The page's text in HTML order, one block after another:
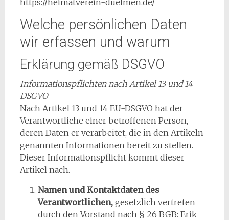
https://heimatverein-duelmen.de/
Welche persönlichen Daten
wir erfassen und warum
Erklärung gemäß DSGVO
Informationspflichten nach Artikel 13 und 14
DSGVO
Nach Artikel 13 und 14 EU-DSGVO hat der
Verantwortliche einer betroffenen Person,
deren Daten er verarbeitet, die in den Artikeln
genannten Informationen bereit zu stellen.
Dieser Informationspflicht kommt dieser
Artikel nach.
Namen und Kontaktdaten des
Verantwortlichen,gesetzlich vertreten
durch den Vorstand nach § 26 BGB: Erik